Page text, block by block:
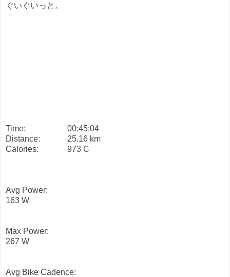
ぐいぐいっと。
Time:
00:45:04
Distance:
25.16 km
Calories:
973 C
Avg Power:
163 W
Max Power:
267 W
Avg Bike Cadence: